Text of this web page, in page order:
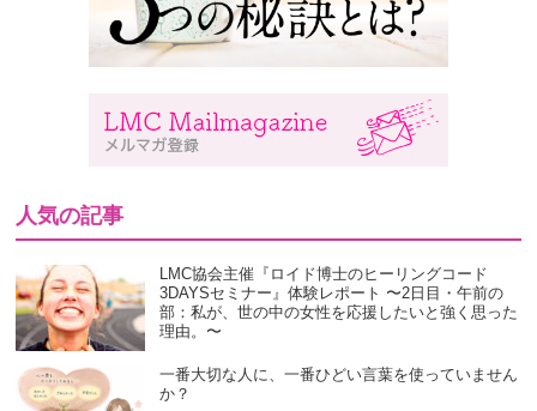
人気の記事
LMC協会主催『ロイド博士のヒーリングコード
3DAYSセミナー』体験レポート 〜2日目・午前の
部：私が、世の中の女性を応援したいと強く思った
理由。〜
一番大切な人に、一番ひどい言葉を使っていません
か？